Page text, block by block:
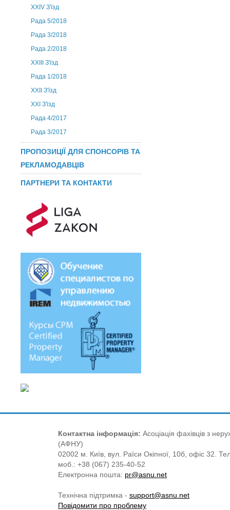
ХХIV З'їзд
Рада 5/2018
Рада 3/2018
Рада 2/2018
XXIII З'їзд
Рада 1/2018
ХХІІ З'їзд
XXI З'їзд
Рада 4/2017
Рада 3/2017
ПРОПОЗИЦІЇ ДЛЯ СПОНСОРІВ ТА
РЕКЛАМОДАВЦІВ
ПАРТНЕРИ ТА КОНТАКТИ
Контактна інформація: Асоціація фахівців з
(АФНУ)
02002 м. Київ, вул. Раїси Окіпної, 10б, офіс 32.
моб.: +38 (067) 235-40-52
Електронна пошта: pr@asnu.net
Технічна підтримка - support@asnu.net
Повідомити про проблему